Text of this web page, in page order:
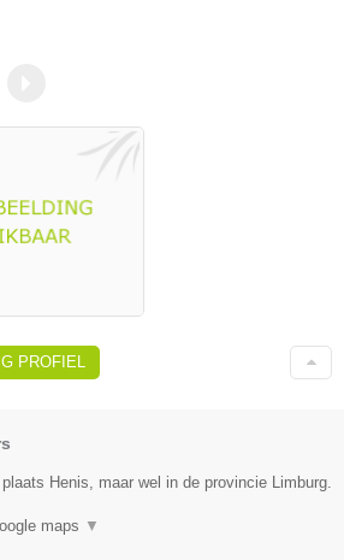
PROFIEL
Henis, maar wel in de provincie Limburg.
maps ▼